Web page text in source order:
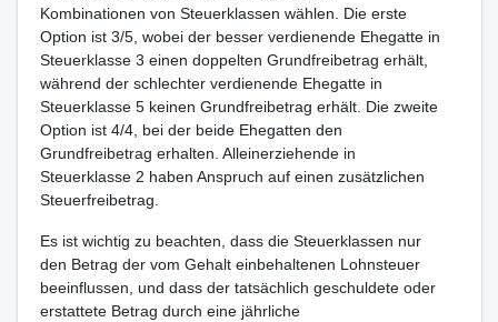
Kombinationen von Steuerklassen wählen. Die erste
Option ist 3/5, wobei der besser verdienende Ehegatte in
Steuerklasse 3 einen doppelten Grundfreibetrag erhält,
während der schlechter verdienende Ehegatte in
Steuerklasse 5 keinen Grundfreibetrag erhält. Die zweite
Option ist 4/4, bei der beide Ehegatten den
Grundfreibetrag erhalten. Alleinerziehende in
Steuerklasse 2 haben Anspruch auf einen zusätzlichen
Steuerfreibetrag.
Es ist wichtig zu beachten, dass die Steuerklassen nur
den Betrag der vom Gehalt einbehaltenen Lohnsteuer
beeinflussen, und dass der tatsächlich geschuldete oder
erstattete Betrag durch eine jährliche